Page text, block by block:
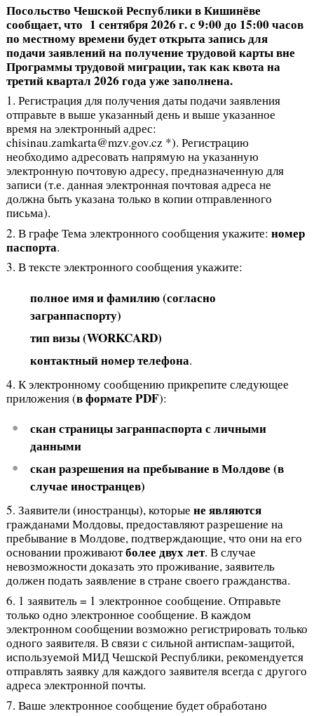
Посольство Чешской Республики в Кишинёве
сообщает, что 1 сентября 2026 г. с 9:00 до 15:00 часов
по местному времени будет открыта запись для
подачи заявлений на получение трудовой карты вне
Программы трудовой миграции, так как квота на
третий квартал 2026 года уже заполнена.
1. Регистрация для получения даты подачи заявления
отправьте в выше указанный день и выше указанное
время на электронный адрес:
chisinau.zamkarta@mzv.gov.cz *). Регистрацию
необходимо адресовать напрямую на указанную
электронную почтовую адресу, предназначенную для
записи (т.е. данная электронная почтовая адреса не
должна быть указана только в копии отправленного
письма).
2. В графе Тема электронного сообщения укажите: номер
паспорта.
3. В тексте электронного сообщения укажите:
полное имя и фамилию (согласно
загранпаспорту)
тип визы (WORKCARD)
контактный номер телефона.
4. К электронному сообщению прикрепите следующее
приложения (в формате PDF):
скан страницы загранпаспорта с личными
данными
скан разрешения на пребывание в Молдове (в
случае иностранцев)
5. Заявители (иностранцы), которые не являются
гражданами Молдовы, предоставляют разрешение на
пребывание в Молдове, подтверждающие, что они на его
основании проживаютболее двух лет. В случае
невозможности доказать это проживание, заявитель
должен подать заявление в стране своего гражданства.
6. 1 заявитель = 1 электронное сообщение. Отправьте
только одно электронное сообщение. В каждом
электронном сообщении возможно регистрировать только
одного заявителя. В связи с сильной антиспам‑защитой,
используемой МИД Чешской Республики, рекомендуется
отправлять заявку для каждого заявителя всегда с другого
адреса электронной почты.
7. Ваше электронное сообщение будет обработано